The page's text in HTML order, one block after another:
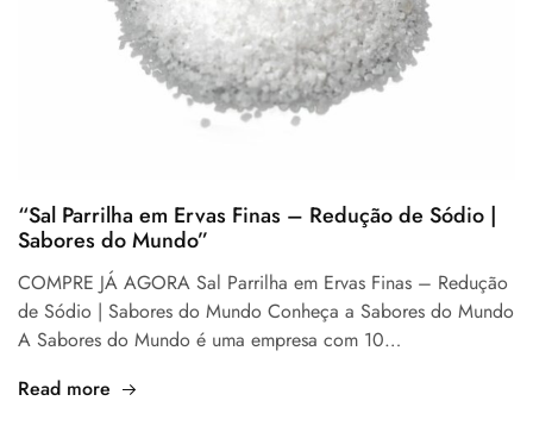
“Sal Parrilha em Ervas Finas – Redução de Sódio |
Sabores do Mundo”
COMPRE JÁ AGORA Sal Parrilha em Ervas Finas – Redução
de Sódio | Sabores do Mundo Conheça a Sabores do Mundo
A Sabores do Mundo é uma empresa com 10…
Read more